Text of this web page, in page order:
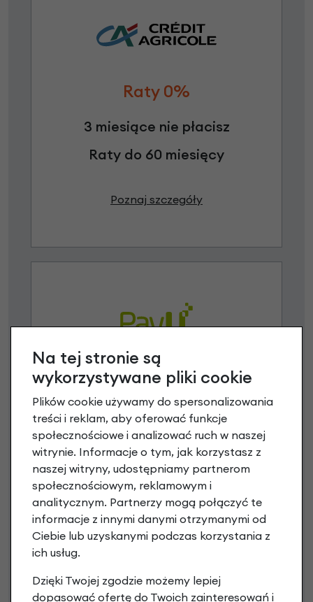
Raty 0%
3 miesiące nie płacisz
Raty do 60 miesięcy
Poznaj szczegóły
Raty 0%
3 miesiące nie płacisz
Raty do 60 miesięcy
Poznaj szczegóły
Niniejsza propozycja nie stanowi oferty w rozumieniu art.
66 Kodeksu Cywilnego. Ostateczna decyzja o warunkach
i przyznaniu kredytu zostanie podjęta po ocenie
Na tej stronie są
wykorzystywane pliki cookie
Plików cookie używamy do spersonalizowania
treści i reklam, aby oferować funkcje
społecznościowe i analizować ruch w naszej
witrynie. Informacje o tym, jak korzystasz z
naszej witryny, udostępniamy partnerom
społecznościowym, reklamowym i
analitycznym. Partnerzy mogą połączyć te
informacje z innymi danymi otrzymanymi od
Ciebie lub uzyskanymi podczas korzystania z
ich usług.
Dzięki Twojej zgodzie możemy lepiej
dopasować ofertę do Twoich zainteresowań i